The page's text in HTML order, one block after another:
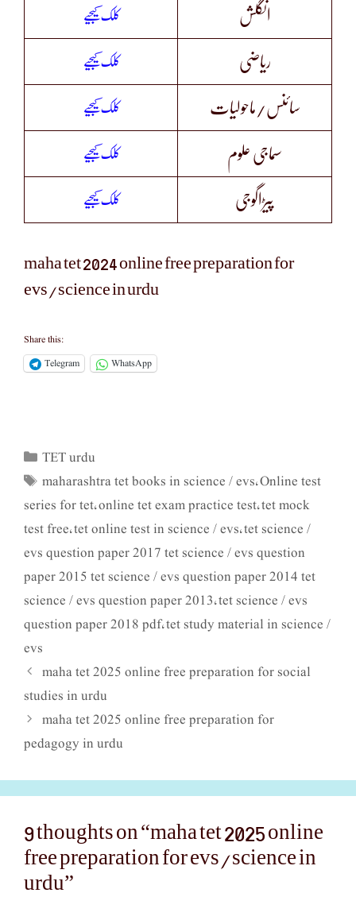
کلک کیجیے انگلش
کلک کیجیے ریاضی
کلک کیجیے سائنس/ماحولیات
کلک کیجیے سماجی علوم
کلک کیجیے پیڑاگوجی
maha tet 2024 online free preparation for
evs/science in urdu
Share this:
Telegram
WhatsApp
Categories
TET urdu
Tags
maharashtra tet books in science / evs,Online test
series for tet,online tet exam practice test,tet mock
test free,tet online test in science / evs,tet science /
evs question paper 2017 tet science / evs question
paper 2015 tet science / evs question paper 2014 tet
science / evs question paper 2013 ,tet science / evs
question paper 2018 pdf,tet study material in science /
evs
maha tet 2025 online free preparation for social
studies in urdu
maha tet 2025 online free preparation for
pedagogy in urdu
9 thoughts on “maha tet 2025 online
free preparation for evs/science in
urdu”